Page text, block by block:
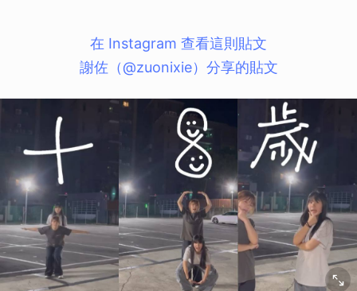
在 Instagram 查看這則貼文
謝佐（@zuonixie）分享的貼文